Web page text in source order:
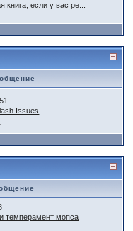
книга, если у вас ре...
Issues
темперамент мопса